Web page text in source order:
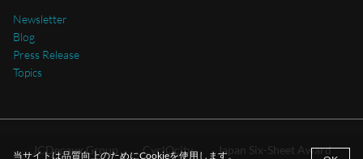
Newsletter
Blog
Press Release
Topics
JCDecaux Group CyclOcity Japan Six-Sheet Award
当サイトは品質向上のためにCookieを使用します。